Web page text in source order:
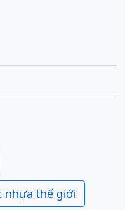
nhựa thế giới